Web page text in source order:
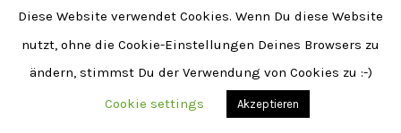
Copyright © 2026 by
Diese Website verwendet Cookies. Wenn Du diese Website
nutzt, ohne die Cookie-Einstellungen Deines Browsers zu
ändern, stimmst Du der Verwendung von Cookies zu :-)
Cookie settings
Akzeptieren